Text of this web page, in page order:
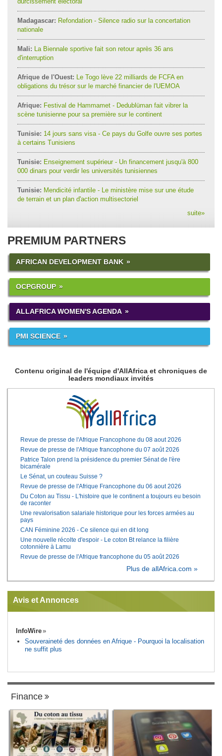
Madagascar: Refondation - Silence radio sur la concertation
nationale
Mali: La Biennale sportive fait son retour après 36 ans
d'interruption
Afrique de l'Ouest: Le Togo lève 22 milliards de FCFA en
obligations du trésor sur le marché financier de l'UEMOA
Afrique: Festival de Hammamet - Dedublüman fait vibrer la
scène tunisienne pour sa première sur le continent
Tunisie: 14 jours sans visa - Ce pays du Golfe ouvre ses portes
à certains Tunisiens
Tunisie: Enseignement supérieur - Un financement jusqu'à 800
000 dinars pour verdir les universités tunisiennes
Tunisie: Mendicité infantile - Le ministère mise sur une étude
de terrain et un plan d'action multisectoriel
suite»
PREMIUM PARTNERS
AFRICAN DEVELOPMENT BANK
OCPGROUP
ALLAFRICA WOMEN'S AGENDA
PMI SCIENCE
Contenu original de l'équipe d'AllAfrica et chroniques de
leaders mondiaux invités
Revue de presse de l'Afrique Francophone du 08 aout 2026
Revue de presse de l'Afrique francophone du 07 août 2026
Patrice Talon prend la présidence du premier Sénat de l'ère
bicamérale
Le Sénat, un couteau Suisse ?
Revue de presse de l'Afrique Francophone du 06 aout 2026
Du Coton au Tissu - L'histoire que le continent a toujours eu besoin
de raconter
Une revalorisation salariale historique pour les forces armées au
pays
CAN Féminine 2026 - Ce silence qui en dit long
Une nouvelle récolte d'espoir - Le coton Bt relance la filière
cotonnière à Lamu
Revue de presse de l'Afrique francophone du 05 août 2026
Plus de allAfrica.com »
Avis et Annonces
InfoWire
Souveraineté des données en Afrique - Pourquoi la localisation
ne suffit plus
Finance